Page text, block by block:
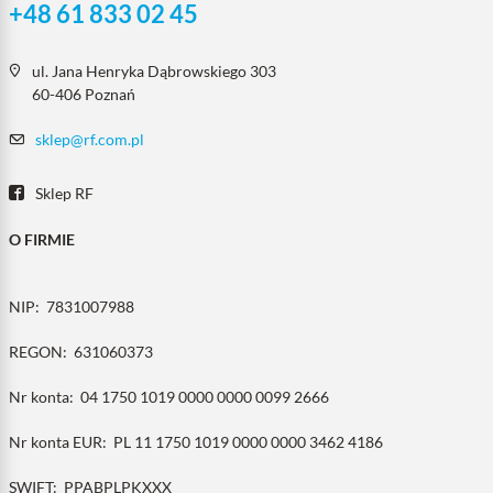
+48 61 833 02 45
ul. Jana Henryka Dąbrowskiego 303
60-406 Poznań
sklep@rf.com.pl
Sklep RF
O FIRMIE
NIP: 7831007988
REGON: 631060373
Nr konta: 04 1750 1019 0000 0000 0099 2666
Nr konta EUR: PL 11 1750 1019 0000 0000 3462 4186
SWIFT: PPABPLPKXXX